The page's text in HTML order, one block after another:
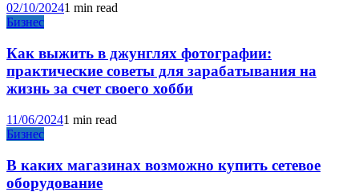
02/10/20241 min read
Бизнес
Как выжить в джунглях фотографии:
практические советы для зарабатывания на
жизнь за счет своего хобби
11/06/20241 min read
Бизнес
В каких магазинах возможно купить сетевое
оборудование